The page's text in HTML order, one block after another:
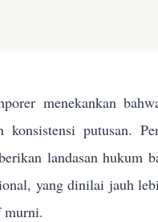
menekankan
konsistensi putusan.
landasan
yang dinilai jauh
murni.